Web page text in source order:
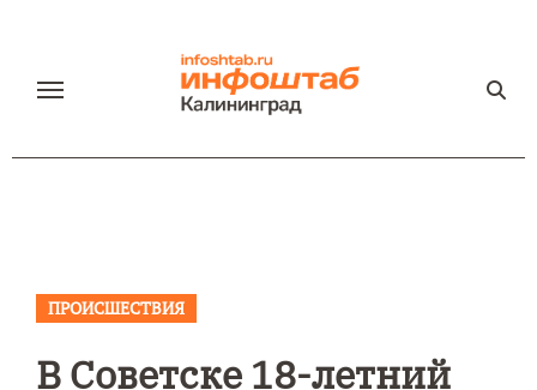
содержанию
ПРОИСШЕСТВИЯ
В Советске 18-летний